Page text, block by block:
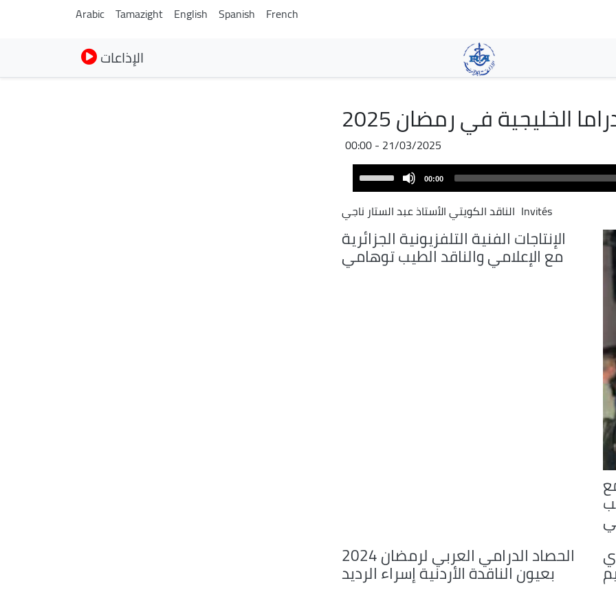
main
content
Arabic Tamazight English Spanish French
الإذاعات
الخليجية في رمضان 2025
21/03/2025 - 00:00
Player
00:00
keys
to
increase
Invités الناقد الكويتي الأستاذ عبد الستار ناجي
الإنتاجات الفنية التلفزيونية الجزائرية
مع الإعلامي والناقد الطيب توهامي
الحصاد الدرامي العربي لرمضان 2024
بعيون الناقدة الأردنية إسراء الرديد